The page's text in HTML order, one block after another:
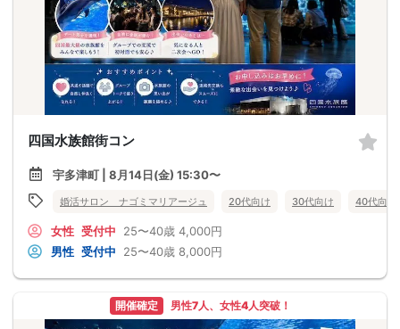
四国水族館街コン
宇多津町 | 8月14日(金) 15:30〜
婚活サロン ナゴミマリアージュ 20代向け 30代向け 40代向け
女性 受付中 25〜40歳 4,000円
男性 受付中 25〜40歳 8,000円
開催確定 男性7人、女性4人突破！